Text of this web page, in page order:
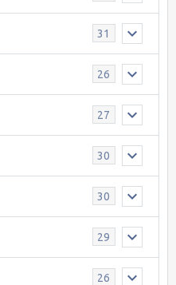
31
26
27
30
30
29
26